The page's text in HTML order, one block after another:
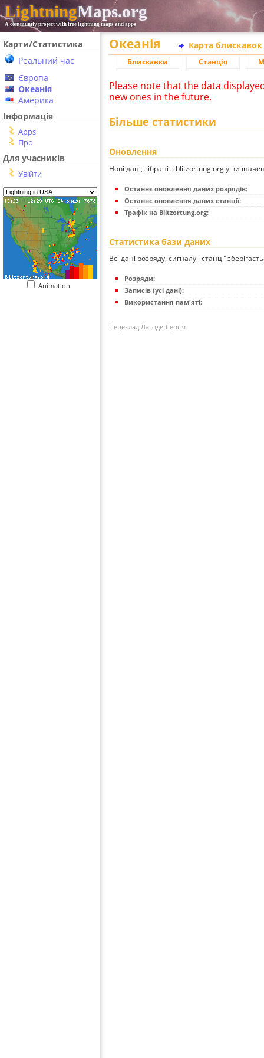
LightningMaps.org
A community project with free lightning maps and apps
Карти/Статистика
Реальний час
Європа
Океанія
Америка
Інформація
Apps
Про
Для учасників
Увійти
Animation
Океанія Карта
Блискавки Станція
Please note that the data
new ones in the future.
Більше статистики
Оновлення
Нові дані, зібрані з blitzortung.org у
Останнє оновлення даних розрядів:
Останнє оновлення даних станції:
Трафік на Blitzortung.org:
Статистика бази даних
Всі дані розряду, сигналу і станції
Розряди:
Записів (усі дані):
Використання пам'яті:
Переклад Лагоди Сергія